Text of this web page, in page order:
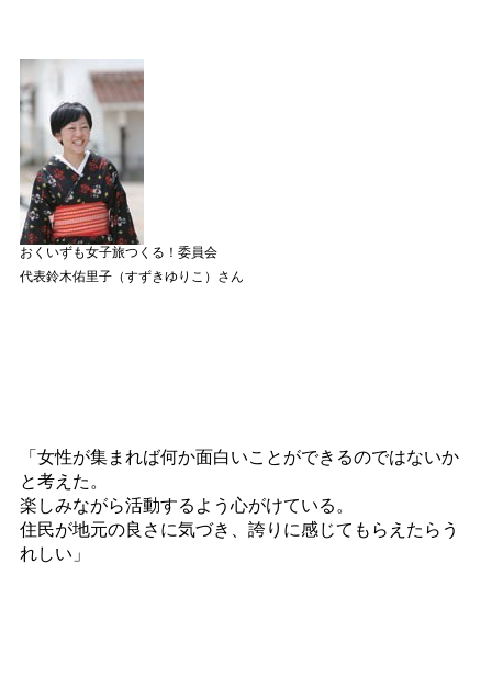
おくいずも女子旅つくる！委員会
代表鈴木佑里子（すずきゆりこ）さん
「女性が集まれば何か面白いことができるのではないか
と考えた。
楽しみながら活動するよう心がけている。
住民が地元の良さに気づき、誇りに感じてもらえたらう
れしい」